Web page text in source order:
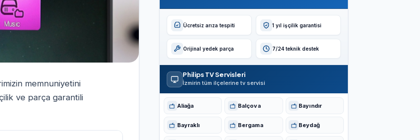
memnuniyetini
ve parça garantili
Ücretsiz arıza tespiti 1 yıl işçilik garantisi
Orijinal yedek parça 7/24 teknik destek
Philips TV Servisleri
İzmirin tüm ilçelerine tv servisi
Aliağa Balçova Bayındır
Bayraklı Bergama Beydağ